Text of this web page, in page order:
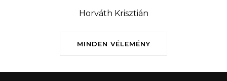
MINDEN VÉLEMÉNY
Horváth Krisztián